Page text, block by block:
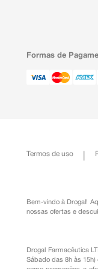
Formas de
Termos de uso
Bem-vindo à Drogal!
nossas ofertas e
Drogal Farmacêutica
Sábado das 8h às 15h)